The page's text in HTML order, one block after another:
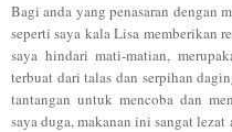
Bagi anda yang penasaran dengan
seperti saya kala Lisa memberikan
saya hindari mati-matian,
terbuat dari talas dan serpihan
tantangan untuk mencoba dan
saya duga, makanan ini sangat